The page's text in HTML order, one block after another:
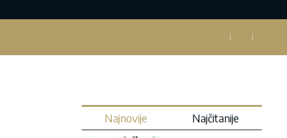
Najnovije Najčitanije